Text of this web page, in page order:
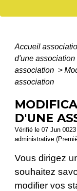
Accueil
d'une association
association >
association
D'UNE
Vérifié le 07 Jun
administrative
Vous dirigez
souhaitez
modifier vos